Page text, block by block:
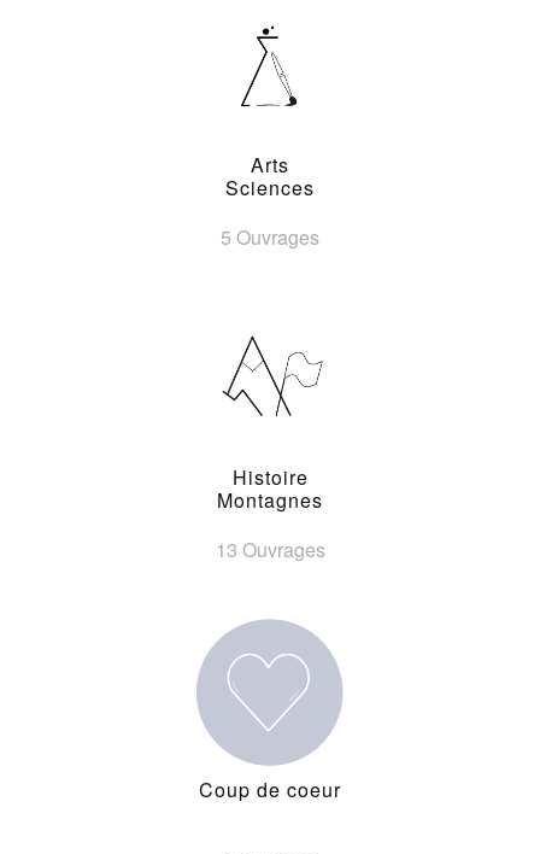
Arts
Sciences
5 Ouvrages
Histoire
Montagnes
13 Ouvrages
Coup de coeur